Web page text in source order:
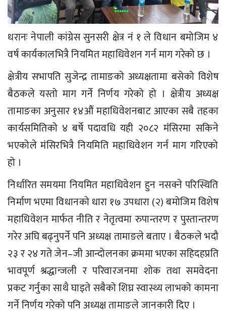
धरानः नेपाली कांग्रेस सुनसरी क्षेत्र नं १ ले विधान बमोजिम ४
वर्ष कार्यकालभित्रै नियमित महाधिवेशन गर्न माग गरेको छ ।
क्षेत्रीय सभापति सुजेन्द्र तामाङको अध्यक्षतामा बसेको विशेष
बैठकले यस्तो माग गर्ने निर्णय गरेको हो । क्षेत्रीय अध्यक्ष
तामाङका अनुसार १४औं महाधिवेशनबाट आएका सबै तहका
कार्यसमितिको ४ बर्षे पदावधि यही २०८२ मंंसिरमा सकिने
भएकोले मंसिरभित्रै नियमिति महाधिवेशन गर्न माग गरिएको
हो ।
निर्धारित समयमा नियमित महाधिवेशन हुन नसक्ने परिस्थिति
निर्माण भएमा विधानको धारा १७ उपधारा (२) बमोजिम विशेष
महाधिवेशन मार्फत नीति र नेतृत्वमा रुपान्तरण र पुस्तान्तरण
गरेर अघि बढ्नुपर्ने पनि अध्यक्ष तामाङले बताए । बैठकले भदौ
२३ र २४ गते जेन–जी आन्दोलनका क्रममा भएका सहिदहप्रति
भावपूर्ण श्रद्धान्जली र परिवारजनमा शोक तथा समवेदना
प्रकट गर्नुका साथै घाइते सबैको शिघ्र स्वास्थ्य लाभको कामना
गर्ने निर्णय गरेको पनि अध्यक्ष तामाङले जानकारी दिए ।